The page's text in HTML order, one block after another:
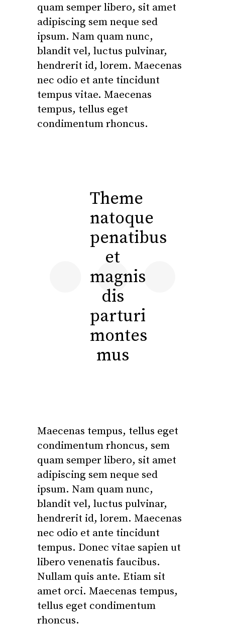
quam semper libero, sit amet
adipiscing sem neque sed
ipsum. Nam quam nunc,
blandit vel, luctus pulvinar,
hendrerit id, lorem. Maecenas
nec odio et ante tincidunt
tempus vitae. Maecenas
tempus, tellus eget
condimentum rhoncus.
Theme
natoque
penatibus
et
magnis
dis
parturi
montes
mus
Maecenas tempus, tellus eget
condimentum rhoncus, sem
quam semper libero, sit amet
adipiscing sem neque sed
ipsum. Nam quam nunc,
blandit vel, luctus pulvinar,
hendrerit id, lorem. Maecenas
nec odio et ante tincidunt
tempus. Donec vitae sapien ut
libero venenatis faucibus.
Nullam quis ante. Etiam sit
amet orci. Maecenas tempus,
tellus eget condimentum
rhoncus.